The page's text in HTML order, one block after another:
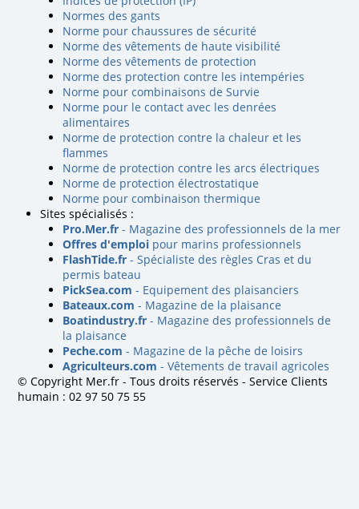
Normes des gants
Norme pour chaussures de sécurité
Norme des vêtements de haute visibilité
Norme des vêtements de protection
Norme des protection contre les intempéries
Norme pour combinaisons de Survie
Norme pour le contact avec les denrées
alimentaires
Norme de protection contre la chaleur et les
flammes
Norme de protection contre les arcs électriques
Norme de protection électrostatique
Norme pour combinaison thermique
Sites spécialisés :
Pro.Mer.fr - Magazine des professionnels de la mer
Offres d'emploi pour marins professionnels
FlashTide.fr - Spécialiste des règles Cras et du
permis bateau
PickSea.com - Equipement des plaisanciers
Bateaux.com - Magazine de la plaisance
Boatindustry.fr - Magazine des professionnels de
la plaisance
Peche.com - Magazine de la pêche de loisirs
Agriculteurs.com - Vêtements de travail agricoles
© Copyright Mer.fr - Tous droits réservés - Service Clients
humain : 02 97 50 75 55